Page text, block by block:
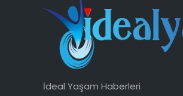
İdeal Yaşam Haberleri